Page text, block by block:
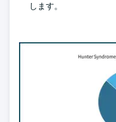
します。